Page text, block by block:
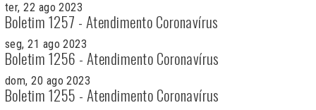
ter, 22 ago 2023
Boletim 1257 - Atendimento Coronavírus
seg, 21 ago 2023
Boletim 1256 - Atendimento Coronavírus
dom, 20 ago 2023
Boletim 1255 - Atendimento Coronavírus